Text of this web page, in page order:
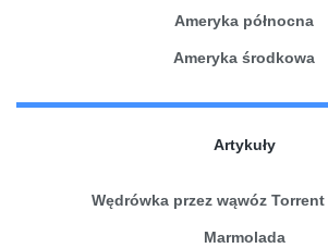
Ameryka północna
Ameryka środkowa
Artykuły
Wędrówka przez wąwóz Torrent
Marmolada